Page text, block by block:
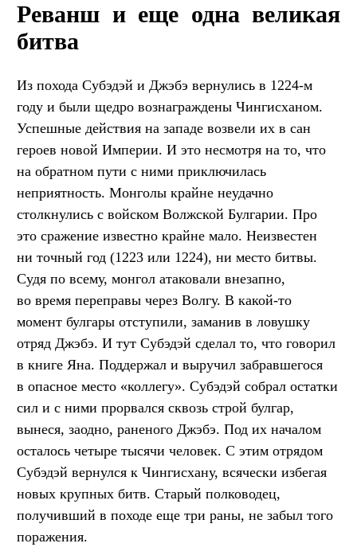
Реванш и еще одна великая
битва
Из похода Субэдэй и Джэбэ вернулись в 1224-м
году и были щедро вознаграждены Чингисханом.
Успешные действия на западе возвели их в сан
героев новой Империи. И это несмотря на то, что
на обратном пути с ними приключилась
неприятность. Монголы крайне неудачно
столкнулись с войском Волжской Булгарии. Про
это сражение известно крайне мало. Неизвестен
ни точный год (1223 или 1224), ни место битвы.
Судя по всему, монгол атаковали внезапно,
во время переправы через Волгу. В какой-то
момент булгары отступили, заманив в ловушку
отряд Джэбэ. И тут Субэдэй сделал то, что говорил
в книге Яна. Поддержал и выручил забравшегося
в опасное место «коллегу». Субэдэй собрал остатки
сил и с ними прорвался сквозь строй булгар,
вынеся, заодно, раненого Джэбэ. Под их началом
осталось четыре тысячи человек. С этим отрядом
Субэдэй вернулся к Чингисхану, всячески избегая
новых крупных битв. Старый полководец,
получивший в походе еще три раны, не забыл того
поражения.